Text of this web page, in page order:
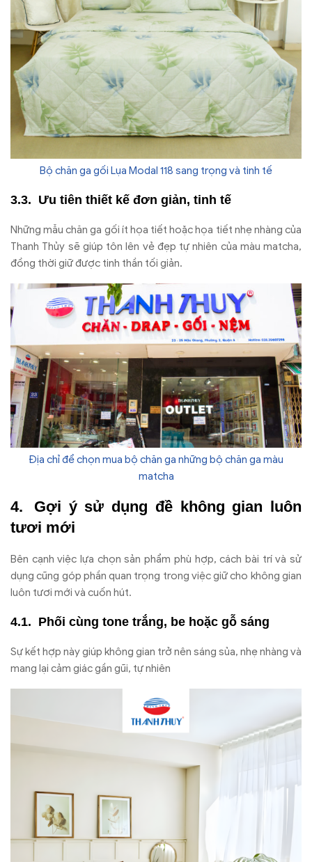
Bộ chăn ga gối Lụa Modal 118 sang trọng và tinh tế
Ưu tiên thiết kế đơn giản, tinh tế
Những mẫu chăn ga gối ít họa tiết hoặc họa tiết nhẹ nhàng của
Thanh Thủy sẽ giúp tôn lên vẻ đẹp tự nhiên của màu matcha,
đồng thời giữ được tinh thần tối giản.
Địa chỉ để chọn mua bộ chăn ga những bộ chăn ga màu
matcha
Gợi ý sử dụng đề không gian luôn
tươi mới
Bên cạnh việc lựa chọn sản phẩm phù hợp, cách bài trí và sử
dụng cũng góp phần quan trọng trong việc giữ cho không gian
luôn tươi mới và cuốn hút.
Phối cùng tone trắng, be hoặc gỗ sáng
Sự kết hợp này giúp không gian trở nên sáng sủa, nhẹ nhàng và
mang lại cảm giác gần gũi, tự nhiên